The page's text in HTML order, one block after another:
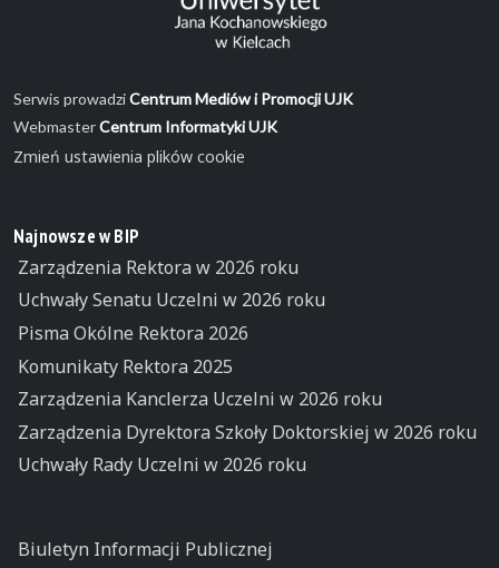
Serwis prowadziCentrum Mediów i Promocji UJK
WebmasterCentrum Informatyki UJK
Zmień ustawienia plików cookie
Najnowsze w BIP
Zarządzenia Rektora w 2026 roku
Uchwały Senatu Uczelni w 2026 roku
Pisma Okólne Rektora 2026
Komunikaty Rektora 2025
Zarządzenia Kanclerza Uczelni w 2026 roku
Zarządzenia Dyrektora Szkoły Doktorskiej w 2026 roku
Uchwały Rady Uczelni w 2026 roku
Biuletyn Informacji Publicznej